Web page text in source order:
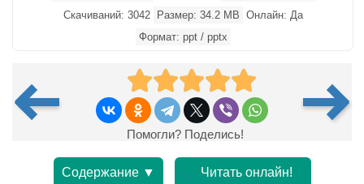
Скачиваний: 3042
Размер: 34.2 MB Онлайн: Да
Формат: ppt / pptx
Помогли? Поделись!
Содержание ▼ Читать онлайн!